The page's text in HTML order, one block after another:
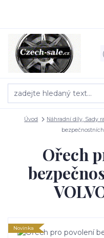
Úvod Náhradní díly, Sady
Ořech
Novinka